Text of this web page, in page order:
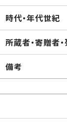
時代・年代世紀
所蔵者・寄贈者
備考